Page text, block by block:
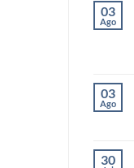
03
Ago
03
Ago
30